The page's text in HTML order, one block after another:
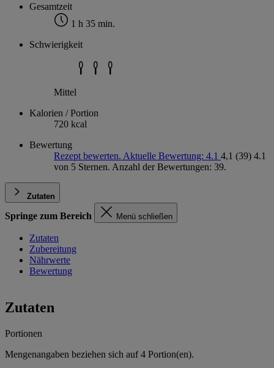
Gesamtzeit
1 h 35 min.
Schwierigkeit
Mittel
Kalorien / Portion
720 kcal
Bewertung
Rezept bewerten. Aktuelle Bewertung: 4.1 4,1 (39) 4.1
von 5 Sternen. Anzahl der Bewertungen: 39.
Zutaten
Springe zum Bereich Menü schließen
Zutaten
Zubereitung
Nährwerte
Bewertung
Zutaten
Portionen
Mengenangaben beziehen sich auf4 Portion(en).